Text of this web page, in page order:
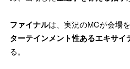
ファイナルは、実況のMCが会場
ターテインメント性あるエキサイ
る。